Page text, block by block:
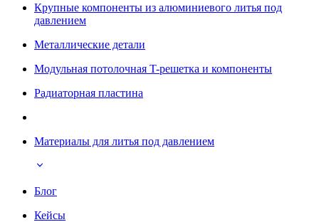
Крупные компоненты из алюминиевого литья под
давлением
Металлические детали
Модульная потолочная T-решетка и компоненты
Радиаторная пластина
Материалы для литья под давлением
Блог
Кейсы